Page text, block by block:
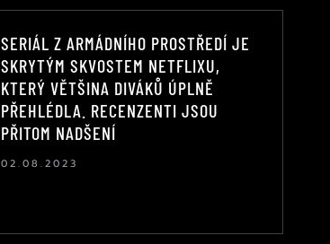
SERIÁL Z ARMÁDNÍHO PROSTŘEDÍ JE
SKRYTÝM SKVOSTEM NETFLIXU,
KTERÝ VĚTŠINA DIVÁKŮ ÚPLNĚ
PŘEHLÉDLA. RECENZENTI JSOU
PŘITOM NADŠENÍ
02.08.2023